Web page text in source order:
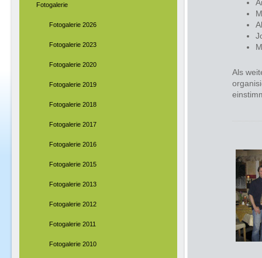
Als
Fotogalerie
Fotogalerie 2026
Fotogalerie 2023
Fotogalerie 2020
Fotogalerie 2019
Fotogalerie 2018
Fotogalerie 2017
Fotogalerie 2016
Fotogalerie 2015
Fotogalerie 2013
Fotogalerie 2012
Fotogalerie 2011
Fotogalerie 2010